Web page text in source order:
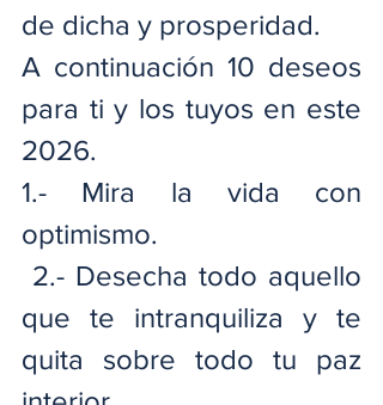
de dicha y prosperidad.
A continuación 10 deseos
para ti y los tuyos en este
2026.
1.- Mira la vida con
optimismo.
2.- Desecha todo aquello
que te intranquiliza y te
quita sobre todo tu paz